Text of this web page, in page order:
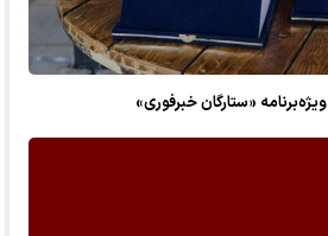
«ستارگان خبرفوری»